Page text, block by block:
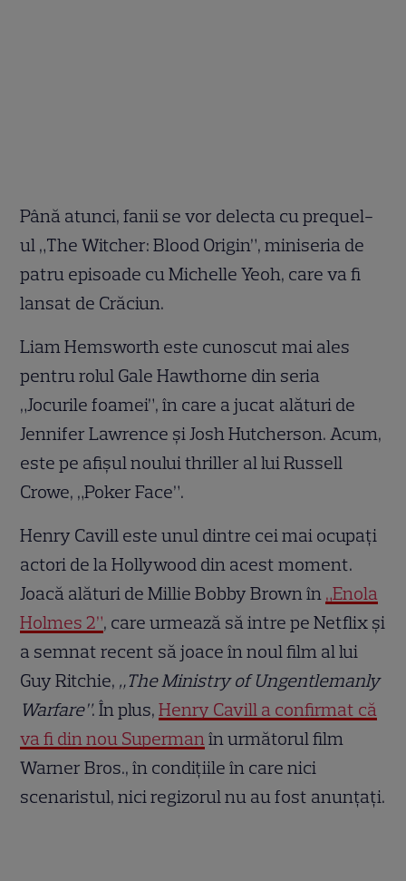
Până atunci, fanii se vor delecta cu prequel-
ul „The Witcher: Blood Origin”, miniseria de
patru episoade cu Michelle Yeoh, care va fi
lansat de Crăciun.
Liam Hemsworth este cunoscut mai ales
pentru rolul Gale Hawthorne din seria
„Jocurile foamei”, în care a jucat alături de
Jennifer Lawrence și Josh Hutcherson. Acum,
este pe afișul noului thriller al lui Russell
Crowe, „Poker Face”.
Henry Cavill este unul dintre cei mai ocupați
actori de la Hollywood din acest moment.
Joacă alături de Millie Bobby Brown în „Enola
Holmes 2”, care urmează să intre pe Netflix și
a semnat recent să joace în noul film al lui
Guy Ritchie, „The Ministry of Ungentlemanly
Warfare”. În plus,Henry Cavill a confirmat că
va fi din nou Supermanîn următorul film
Warner Bros., în condițiile în care nici
scenaristul, nici regizorul nu au fost anunțați.